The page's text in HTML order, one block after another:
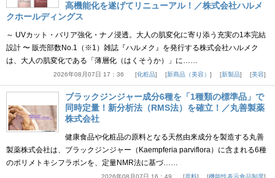
高機能化を遂げてリニューアル！／株式会社ハルメ
クホールディングス
～ UVカット・バリア強化・ナノ浸透。大人の肌変化に寄り添う充実の1本完結
設計 〜 販売部数No.1（※1）雑誌『ハルメク』を発行する株式会社ハルメク
は、大人の肌変化である「薄層化（はくそうか）」に……
2026年08月07日 17：36 化粧品 新商品（美容） 新製品 美容
ブラックジンジャー成分6種を「1種類の標準品」で
同時定量！新分析法（RMS法）を確立！／丸善製薬
株式会社
健康食品や化粧品の原料となる天然由来成分を製造する丸善
製薬株式会社は、ブラックジンジャー（Kaempferia parviflora）に含まれる6種
のポリメトキシフラボンを、定量NMR法に基づ……
2026年08月07日 16：49 原料 機能性表示食品制度